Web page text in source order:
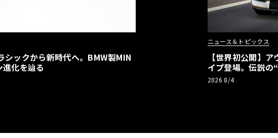
シックから新時代へ。BMW製MIN
化を辿る
ニュース＆トピックス
【世界初公開】
イプ登場。伝説の
リーBEVとして復
2026 8/4